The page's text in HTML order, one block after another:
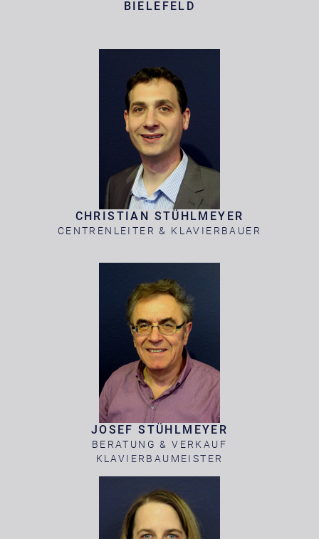
BIELEFELD
CHRISTIAN STÜHLMEYER
CENTRENLEITER & KLAVIERBAUER
JOSEF STÜHLMEYER
BERATUNG & VERKAUF
KLAVIERBAUMEISTER